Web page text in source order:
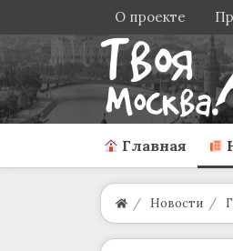
О проекте
Главная
Новости